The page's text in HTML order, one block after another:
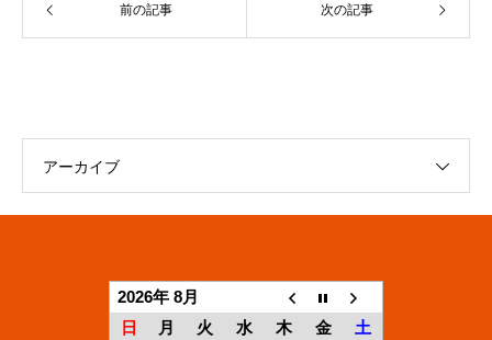
前の記事 次の記事
アーカイブ
2026年 8月
日
月 火 水 木 金
土